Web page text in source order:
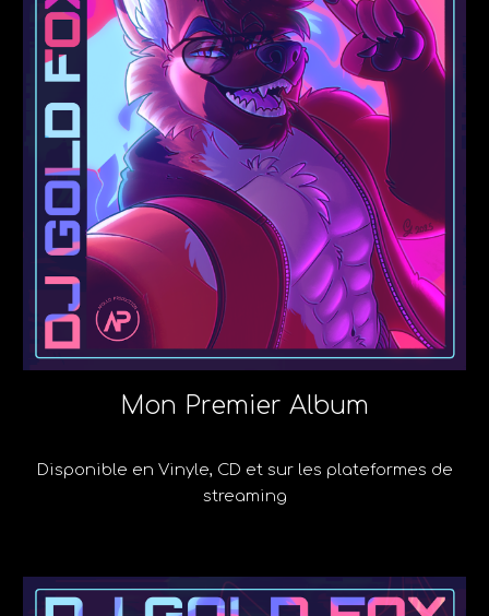
Mon Premier Album
Disponible en Vinyle, CD et sur les plateformes de
streaming